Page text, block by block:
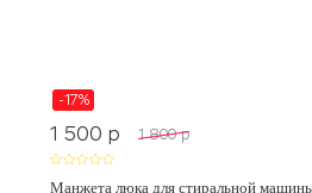
-17%
1 500 p 1 800 p
Манжета люка для стиральной